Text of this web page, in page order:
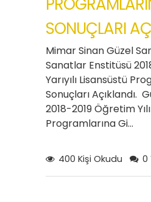
SONUÇLARI
Mimar Sinan Güzel
Sanatlar Enstitüsü
Yarıyılı Lisansüstü
Sonuçları Açıklandı.
2018-2019 Öğretim
Programlarına Gi…
400 Kişi Okudu 0